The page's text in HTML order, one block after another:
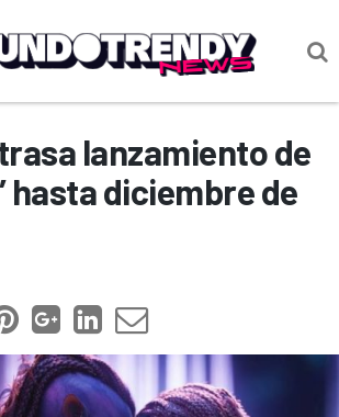
lanzamiento de
hasta diciembre de